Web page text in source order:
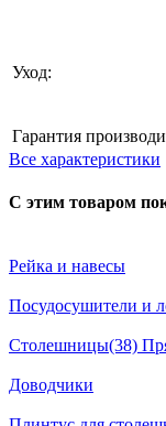
Уход:
Гарантия
Все характеристики
С этим товаром
Рейка и навесы
Посудосушители и
Столешницы(38)
Доводчики